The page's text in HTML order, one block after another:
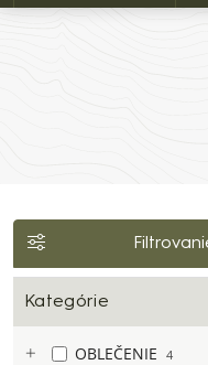
Kategórie
OBLEČENIE 4